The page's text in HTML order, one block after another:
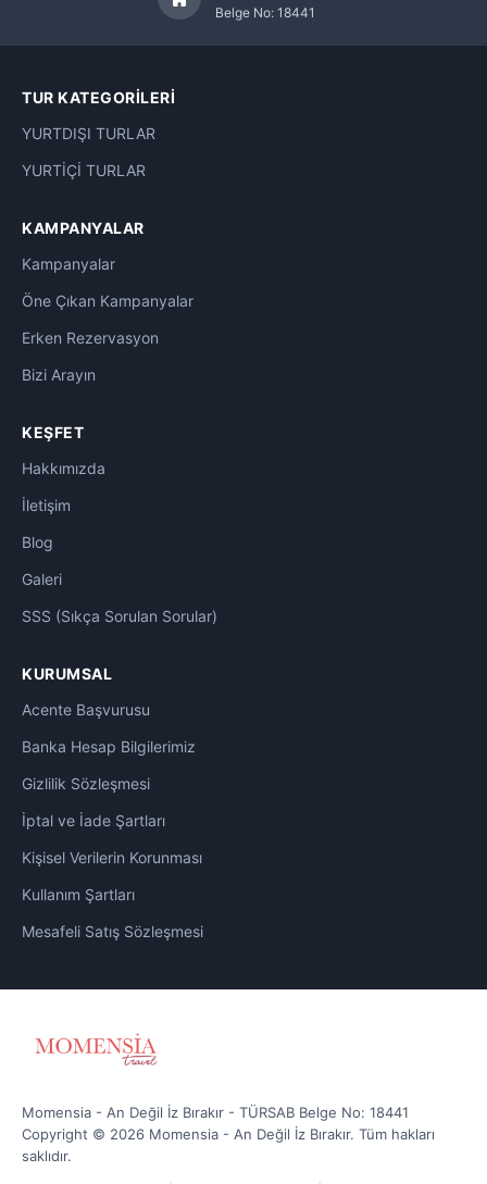
Belge No: 18441
TUR KATEGORILERI
YURTDIŞI TURLAR
YURTİÇİ TURLAR
KAMPANYALAR
Kampanyalar
Öne Çıkan Kampanyalar
Erken Rezervasyon
Bizi Arayın
KEŞFET
Hakkımızda
İletişim
Blog
Galeri
SSS (Sıkça Sorulan Sorular)
KURUMSAL
Acente Başvurusu
Banka Hesap Bilgilerimiz
Gizlilik Sözleşmesi
İptal ve İade Şartları
Kişisel Verilerin Korunması
Kullanım Şartları
Mesafeli Satış Sözleşmesi
Momensia - An Değil İz Bırakır - TÜRSAB Belge No: 18441
Copyright © 2026 Momensia - An Değil İz Bırakır. Tüm hakları
saklıdır.